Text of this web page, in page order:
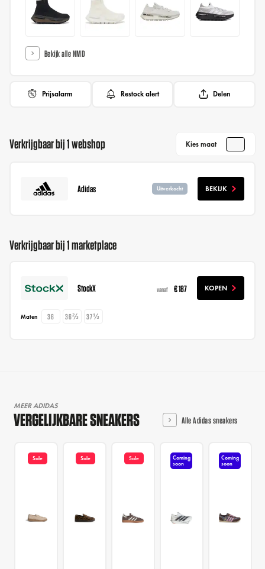
Bekijk alle NMD
Prijsalarm Restock alert Delen
Verkrijgbaar bij 1 webshop Kies maat
Adidas Uitverkocht BEKIJK
Verkrijgbaar bij 1 marketplace
StockX vanaf € 187 KOPEN
Maten 36 36⅔ 37⅓
MEER ADIDAS
VERGELIJKBARE SNEAKERS Alle Adidas sneakers
Sale Sale Sale
Coming
soon
Coming
soon